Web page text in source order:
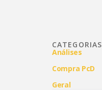
CATEGORIAS
Análises
Compra PcD
Geral